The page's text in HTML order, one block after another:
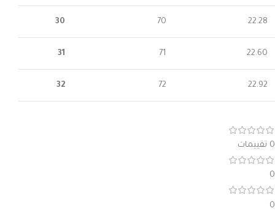
22.28
70
30
22.60
71
31
22.92
72
32
0 تقييمات
0
0